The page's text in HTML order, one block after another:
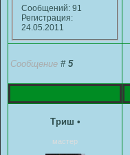
Сообщений: 91
Регистрация:
24.05.2011
Сообщение # 5
Триш •
мастер